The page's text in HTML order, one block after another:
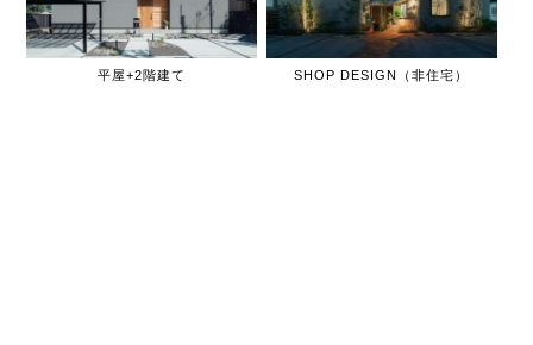
平屋+2階建て SHOP DESIGN（非住宅）